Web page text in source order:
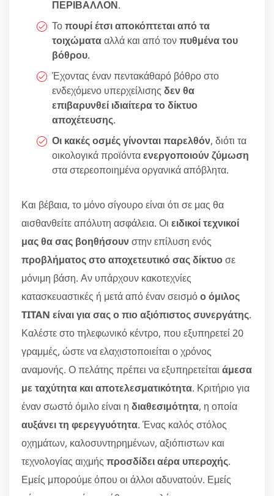
ΠΕΡΙΒΑΛΛΟΝ.
Τοπουρί έτσι αποκόπτεται από τα
τοιχώματααλλά και από τονπυθμένα του
βόθρου.
Έχοντας έναν πεντακάθαρό βόθρο στο
ενδεχόμενο υπερχείλισης δεν θα
επιβαρυνθεί ιδιαίτερα το δίκτυο
αποχέτευσης.
Οι κακές οσμές γίνονται παρελθόν, διότι τα
οικολογικά προϊόνταενεργοποιούν ζύμωση
στα στερεοποιημένα οργανικά απόβλητα.
Και βέβαια, το μόνο σίγουρο είναι ότι σε μας θα
αισθανθείτε απόλυτη ασφάλεια. Οι ειδικοί τεχνικοί
μας θα σας βοηθήσουνστην επίλυση ενός
προβλήματος στο αποχετευτικό σας δίκτυοσε
μόνιμη βάση. Αν υπάρχουν κακοτεχνίες
κατασκευαστικές ή μετά από έναν σεισμόο όμιλος
TITAN είναι για σας ο πιο αξιόπιστος συνεργάτης.
Καλέστε στο τηλεφωνικό κέντρο, που εξυπηρετεί 20
γραμμές, ώστε να ελαχιστοποιείται ο χρόνος
αναμονής. Ο πελάτης πρέπει να εξυπηρετείται άμεσα
με ταχύτητα και αποτελεσματικότητα. Κριτήριο για
έναν σωστό όμιλο είναι η διαθεσιμότητα, η οποία
αυξάνει τη φερεγγυότητα. Ένας καλός στόλος
οχημάτων, καλοσυντηρημένων, αξιόπιστων και
τεχνολογίας αιχμής προσδίδει αέρα υπεροχής.
Εμείς μπορούμε όπου οι άλλοι αδυνατούν. Εμείς